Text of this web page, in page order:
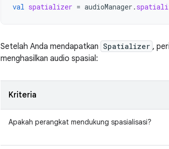
val spatializer = audioManager .
Setelah Anda mendapatkan Spatializer ,
menghasilkan audio spasial:
Kriteria
Apakah perangkat mendukung spasialisasi?